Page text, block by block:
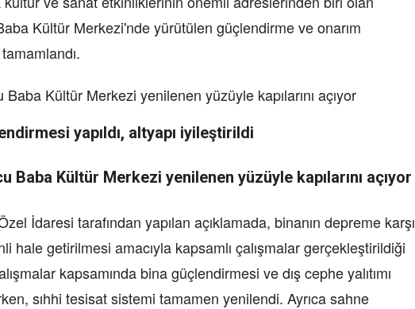
Kültür Merkezi'nde yürütülen güçlendirme ve onarım
yapıldı, altyapı iyileştirildi
İdaresi tarafından yapılan açıklamada, binanın depreme karşı
hale getirilmesi amacıyla kapsamlı çalışmalar gerçekleştirildiği
kapsamında bina güçlendirmesi ve dış cephe yalıtımı
sıhhi tesisat sistemi tamamen yenilendi. Ayrıca sahne